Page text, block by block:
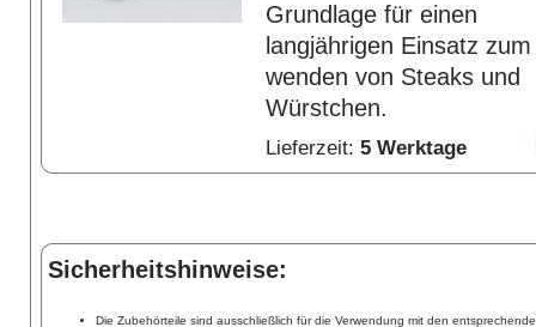
Grundlage für einen
langjährigen Einsatz zum
wenden von Steaks und
Würstchen.
Lieferzeit: 5 Werktage
Sicherheitshinweise:
Die Zubehörteile sind ausschließlich für die Verwendung mit den